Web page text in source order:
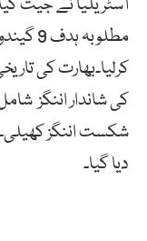
کرلیا۔بھارت کی
شکست اننگز
دیا گیا۔